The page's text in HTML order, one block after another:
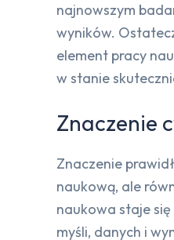
najnowszym
wyników.
element pracy
w stanie
Znaczenie
Znaczenie
naukową, ale
naukowa staje
myśli, danych i